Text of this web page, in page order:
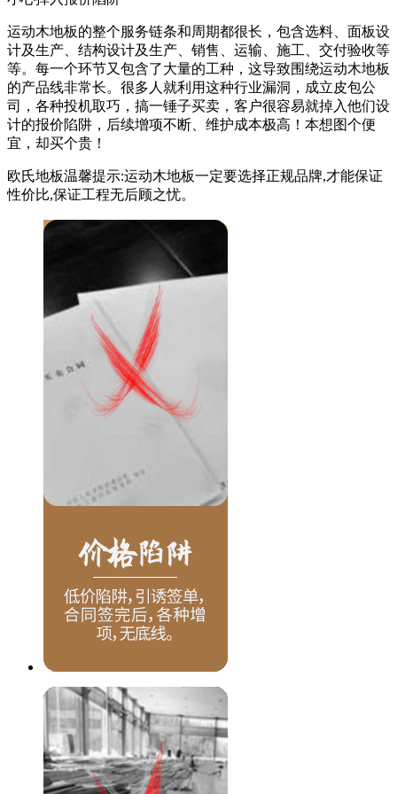
运动木地板的整个服务链条和周期都很长，包含选料、面板设
计及生产、结构设计及生产、销售、运输、施工、交付验收等
等。每一个环节又包含了大量的工种，这导致围绕运动木地板
的产品线非常长。很多人就利用这种行业漏洞，成立皮包公
司，各种投机取巧，搞一锤子买卖，客户很容易就掉入他们设
计的报价陷阱，后续增项不断、维护成本极高！本想图个便
宜，却买个贵！
欧氏地板温馨提示:运动木地板一定要选择正规品牌,才能保证
性价比,保证工程无后顾之忧。